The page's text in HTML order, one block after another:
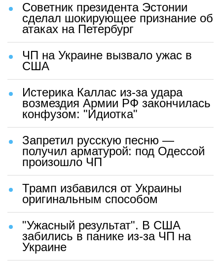
Советник президента Эстонии
сделал шокирующее признание об
атаках на Петербург
ЧП на Украине вызвало ужас в
США
Истерика Каллас из-за удара
возмездия Армии РФ закончилась
конфузом: "Идиотка"
Запретил русскую песню —
получил арматурой: под Одессой
произошло ЧП
Трамп избавился от Украины
оригинальным способом
"Ужасный результат". В США
забились в панике из-за ЧП на
Украине